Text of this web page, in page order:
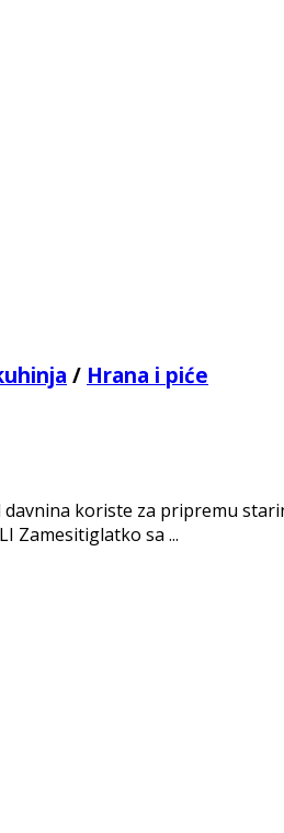
/ Hrana i piće
koriste za pripremu
Zamesitiglatko sa ...